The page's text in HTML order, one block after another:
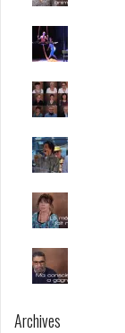
Archives